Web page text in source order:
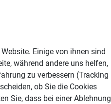
Einige von ihnen sind
während andere uns helfen,
zu verbessern (Tracking
ob Sie die Cookies
Sie, dass bei einer Ablehnung